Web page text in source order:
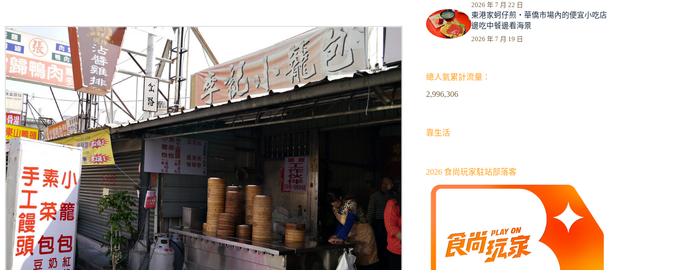
2026 年 7 月 22 日
東港家蚵仔煎‧華僑市場內的便宜小吃店
邊吃中餐邊看海景
2026 年 7 月 19 日
總人氣累計流量：
2,996,306
靠生活
2026 食尚玩家駐站部落客